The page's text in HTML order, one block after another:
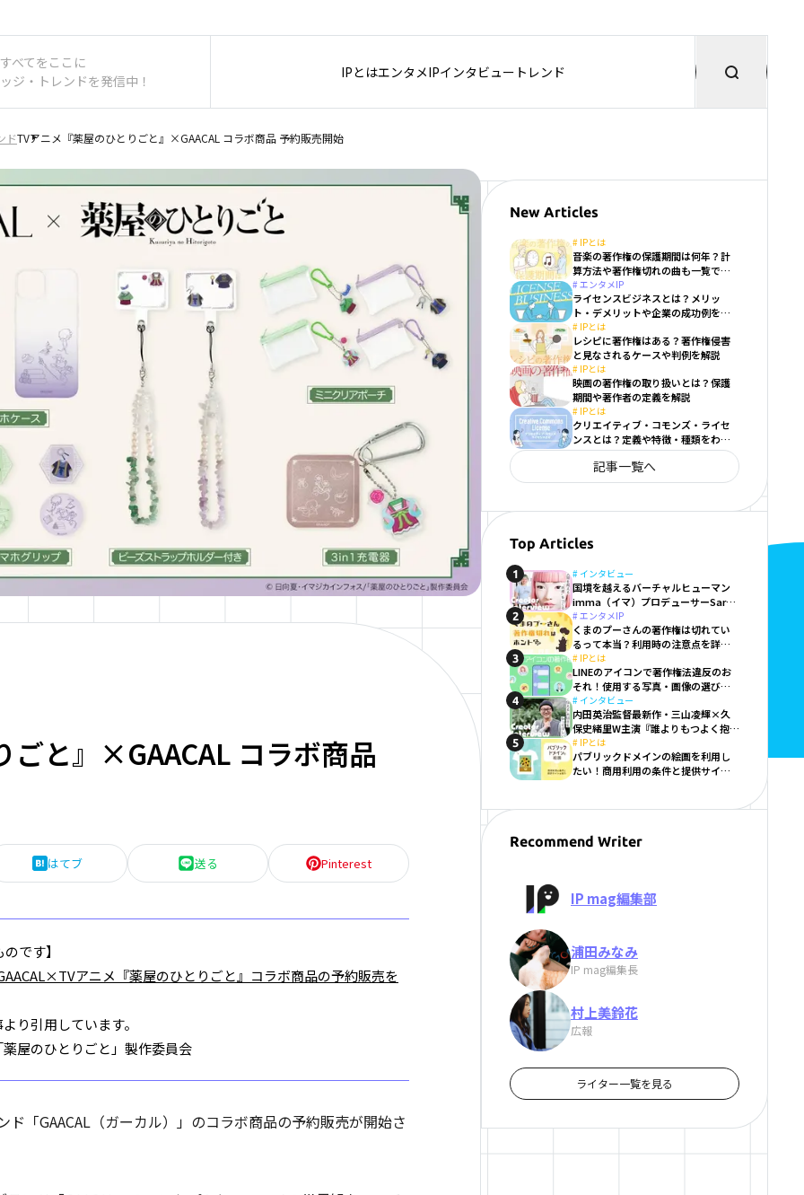
べてをここに
ジ・トレンドを発信中！
IPとはエンタメIPインタビュー トレンド
ドTVアニメ『薬屋のひとりごと』×GAACAL コラボ商品 予約販売開始
ごと』×GAACAL コラボ商品
はてブ 送る Pinterest
です】
アニメ『薬屋のひとりごと』コラボ商品の予約販売を
り引用しています。
屋のひとりごと」製作委員会
「GAACAL（ガーカル）」のコラボ商品の予約販売が開始さ
New Articles
# IPとは
音楽の著作権の保護期間は何年？計
算方法や著作権切れの曲も一覧で紹
介
#エンタメIP
ライセンスビジネスとは？メリッ
ト・デメリットや企業の成功例を解
説
# IPとは
レシピに著作権はある？著作権侵害
と見なされるケースや判例を解説
# IPとは
映画の著作権の取り扱いとは？保護
期間や著作者の定義を解説
# IPとは
クリエイティブ・コモンズ・ライセ
ンスとは？定義や特徴・種類をわか
りやすく解説
記事一覧へ
Top Articles
1 # インタビュー
国境を越えるバーチャルヒューマン
imma（イマ）プロデューサーSara
Giusto
2 #エンタメIP
くまのプーさんの著作権は切れてい
るって本当？利用時の注意点を詳し
く解説
3 # IPとは
LINEのアイコンで著作権法違反のお
それ！使用する写真・画像の選び方
と注意点
4 # インタビュー
内田英治監督最新作・三山凌輝×久
保史緒里W主演『誰よりもつよく抱き
しめて』に投影させた実体験
5 # IPとは
パブリックドメインの絵画を利用し
たい！商用利用の条件と提供サイト
Recommend Writer
IP mag編集部
浦田みなみ
IP mag編集長
村上美鈴花
広報
ライター一覧を見る